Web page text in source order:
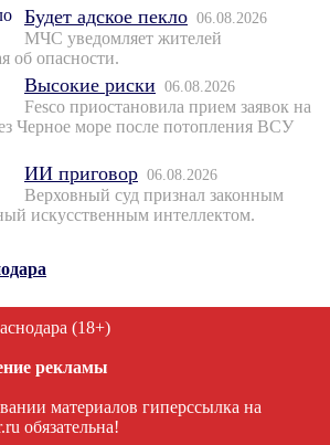
Будет адское пекло 06.08.2026
МЧС уведомляет жителей
об опасности.
Высокие риски 06.08.2026
Fesco приостановила прием заявок на
Черное море после потопления ВСУ
ИИ приговор 06.08.2026
Верховный суд признал законным
искусственным интеллектом.
(18+)
рекламы
материалов гиперссылка на
обязательна!